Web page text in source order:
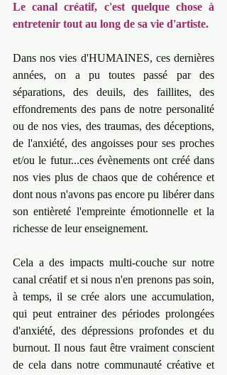
Le canal créatif, c'est quelque chose à
entretenir tout au long de sa vie d'artiste. ﻿
Dans nos vies d'HUMAINES, ces dernières
années, on a pu toutes passé par des
séparations, des deuils, des faillites, des
effondrements des pans de notre personalité
ou de nos vies, des traumas, des déceptions,
de l'anxiété, des angoisses pour ses proches
et/ou le futur...ces évènements ont créé dans
nos vies plus de chaos que de cohérence et
dont nous n'avons pas encore pu libérer dans
son entièreté l'empreinte émotionnelle et la
richesse de leur enseignement.
Cela a des impacts multi-couche sur notre
canal créatif et si nous n'en prenons pas soin,
à temps, il se crée alors une accumulation,
qui peut entrainer des périodes prolongées
d'anxiété, des dépressions profondes et du
burnout. Il nous faut être vraiment conscient
de cela dans notre communauté créative et